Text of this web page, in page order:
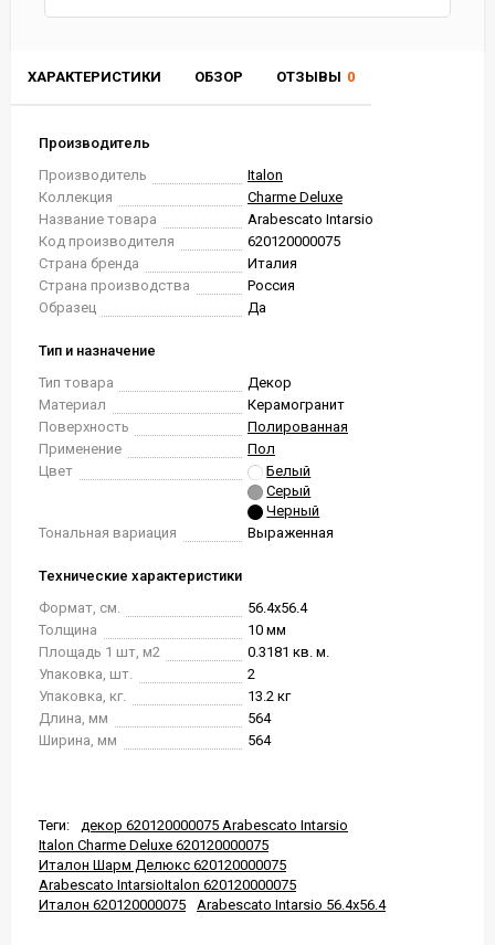
ХАРАКТЕРИСТИКИ ОБЗОР ОТЗЫВЫ 0
Производитель
Производитель
Italon
Коллекция
Charme Deluxe
Название товара
Arabescato Intarsio
Код производителя
620120000075
Страна бренда
Италия
Страна производства
Россия
Образец
Да
Тип и назначение
Тип товара
Декор
Материал
Керамогранит
Поверхность
Полированная
Применение
Пол
Цвет
Белый
Серый
Черный
Тональная вариация
Выраженная
Технические характеристики
Формат, см.
56.4x56.4
Толщина
10 мм
Площадь 1 шт, м2
0.3181 кв. м.
Упаковка, шт.
2
Упаковка, кг.
13.2 кг
Длина, мм
564
Ширина, мм
564
Теги:
декор 620120000075 Arabescato Intarsio
Italon Charme Deluxe 620120000075
Италон Шарм Делюкс 620120000075
Arabescato IntarsioItalon 620120000075
Италон 620120000075
Arabescato Intarsio 56.4x56.4